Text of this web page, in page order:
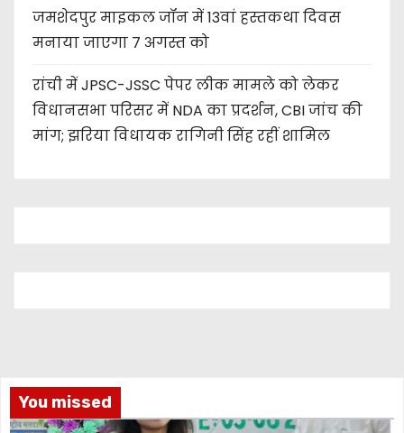
जमशेदपुर माइकल जॉन में 13वां हस्तकथा दिवस
मनाया जाएगा 7 अगस्त को
रांची में JPSC-JSSC पेपर लीक मामले को लेकर
विधानसभा परिसर में NDA का प्रदर्शन, CBI जांच की
मांग; झरिया विधायक रागिनी सिंह रहीं शामिल
You missed